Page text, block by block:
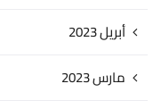
أبريل 2023
مارس 2023